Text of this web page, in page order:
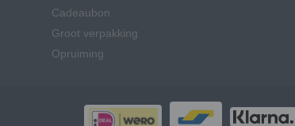
Cadeaubon
Groot verpakking
Opruiming